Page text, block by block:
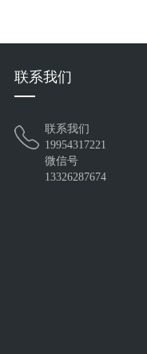
澳式插口复合板/澳式Z型
锁口墙面板
联系我们
联系我们
19954317221
微信号
13326287674